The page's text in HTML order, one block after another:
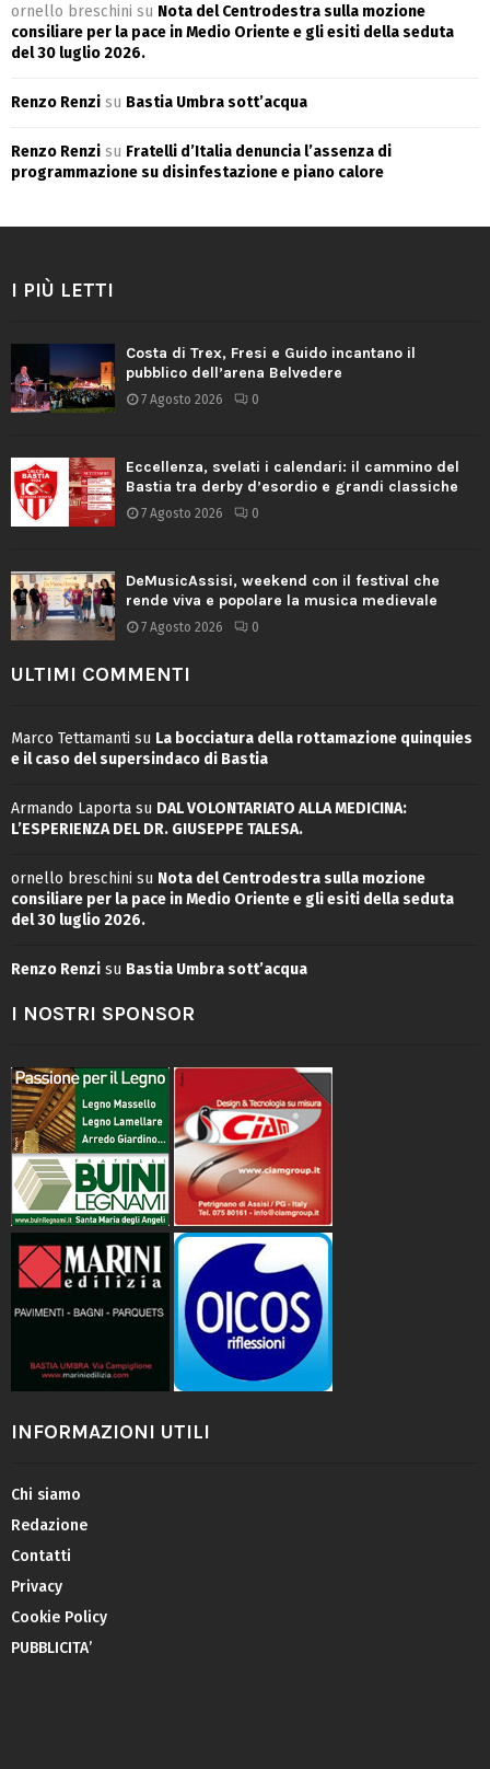
ornello breschini su Nota del Centrodestra sulla mozione
consiliare per la pace in Medio Oriente e gli esiti della seduta
del 30 luglio 2026.
Renzo Renzi su Bastia Umbra sott’acqua
Renzo Renzi su Fratelli d’Italia denuncia l’assenza di
programmazione su disinfestazione e piano calore
I PIÙ LETTI
Costa di Trex, Fresi e Guido incantano il
pubblico dell’arena Belvedere
7 Agosto 2026 0
Eccellenza, svelati i calendari: il cammino del
Bastia tra derby d’esordio e grandi classiche
7 Agosto 2026 0
DeMusicAssisi, weekend con il festival che
rende viva e popolare la musica medievale
7 Agosto 2026 0
ULTIMI COMMENTI
Marco Tettamanti su La bocciatura della rottamazione quinquies
e il caso del supersindaco di Bastia
Armando Laporta su DAL VOLONTARIATO ALLA MEDICINA:
L’ESPERIENZA DEL DR. GIUSEPPE TALESA.
ornello breschini su Nota del Centrodestra sulla mozione
consiliare per la pace in Medio Oriente e gli esiti della seduta
del 30 luglio 2026.
Renzo Renzi su Bastia Umbra sott’acqua
I NOSTRI SPONSOR
INFORMAZIONI UTILI
Chi siamo
Redazione
Contatti
Privacy
Cookie Policy
PUBBLICITA’